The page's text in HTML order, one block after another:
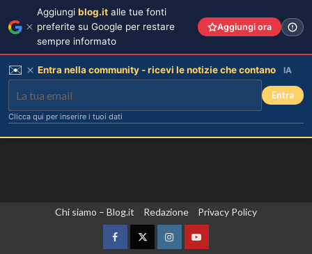
Chi siamo – Blog.it Redazione Privacy Policy
FacebookTwitterInstagramYouTube
Aggiungi blog.it alle tue fonti
preferite su Google per restare
sempre informato
Aggiungi ora
✉️ Entra nella community - ricevi le notizie che contano IA
Entra
Clicca qui per inserire i tuoi dati